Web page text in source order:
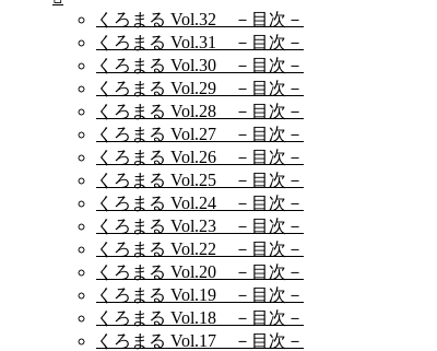
くろまる Vol.32 －目次－
くろまる Vol.31 －目次－
くろまる Vol.30 －目次－
くろまる Vol.29 －目次－
くろまる Vol.28 －目次－
くろまる Vol.27 －目次－
くろまる Vol.26 －目次－
くろまる Vol.25 －目次－
くろまる Vol.24 －目次－
くろまる Vol.23 －目次－
くろまる Vol.22 －目次－
くろまる Vol.20 －目次－
くろまる Vol.19 －目次－
くろまる Vol.18 －目次－
くろまる Vol.17 －目次－